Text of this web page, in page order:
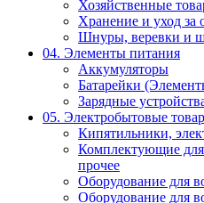
Хозяйственные
Хранение и уход за
Шнуры, веревки и
04. Элементы питания
Аккумуляторы
Батарейки
Зарядные
05. Электробытовые
Кипятильники,
Комплектующие для
прочее
Оборудование для
Оборудование для